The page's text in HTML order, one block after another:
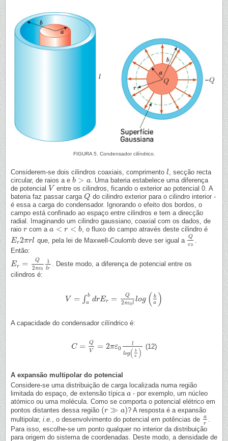
FIGURA 5. Condensador cilíndrico.
Considerem-se dois cilindros coaxiais, comprimento l
l
, secção recta
circular, de raios a e b > a
b >a
. Uma bateria estabelece uma diferença
de potencial
V
V entre os cilindros, ficando o exterior ao potencial 0. A
bateria faz passar carga Q
Q do cilindro exterior para o cilindro interior -
é essa a carga do condensador. Ignorando o efeito dos bordos, o
campo está confinado ao espaço entre cilindros e tem a direcção
radial. Imaginando um cilindro gaussiano, coaxial com os dados, de
raio r
r com aa < r < b
a<r< b , o fluxo do campo através deste cilindro é
Er2πrl
Er2πrl que, pela lei de Maxwell-Coulomb deve ser igual a
Q
ε0
Qε 0.
Então:
Er = Q
2πε0
1
lr
Er= Q2 πε01 lr . Deste modo, a diferença de potencial entre os
cilindros é:
V = ∫ b
a
drEr = Q
2πε0l
log ( b
a )
V= ∫ab d Er=Q2πε0 llog(ba)
A capacidade do condensador cilíndrico é:
C =
Q
V
= 2πε0
l
log( b
a
)
C= QV=2 πε 0llog(ba) (12)
A expansão multipolar do potencial
Considere-se uma distribuição de carga localizada numa região
limitada do espaço, de extensão típica a
a - por exemplo, um núcleo
atómico ou uma molécula. Como se comporta o potencial elétrico em
pontos distantes dessa região (r ≫ a)
(r≫a)
? A resposta é a expansão
multipolar, i.e. , o desenvolvimento do potencial em potências de
a
r
ar .
Para isso, escolhe-se um ponto qualquer no interior da distribuição
para origem do sistema de coordenadas. Deste modo, a densidade de